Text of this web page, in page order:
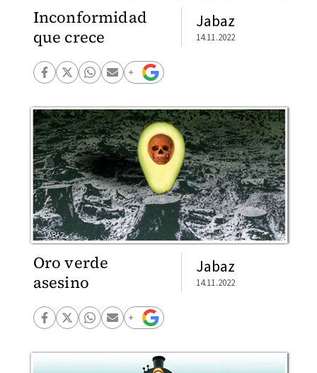
Inconformidad
que crece
Jabaz
14.11.2022
Oro verde
asesino
Jabaz
14.11.2022